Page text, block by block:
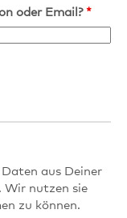
oder Email? *
aus Deiner
Wir nutzen sie
zu können.